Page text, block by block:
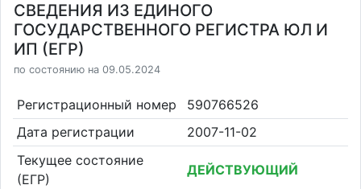
СВЕДЕНИЯ ИЗ ЕДИНОГО
ГОСУДАРСТВЕННОГО РЕГИСТРА ЮЛ И
ИП (ЕГР)
по состоянию на 09.05.2024
Регистрационный номер
590766526
Дата регистрации
2007-11-02
Текущее состояние
(ЕГР)
ДЕЙСТВУЮЩИЙ